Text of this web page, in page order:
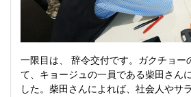
一限目は、 辞令交付です。ガクチョー
て、キョージュの一員である柴田さん
した。柴田さんによれば、社会人やサ